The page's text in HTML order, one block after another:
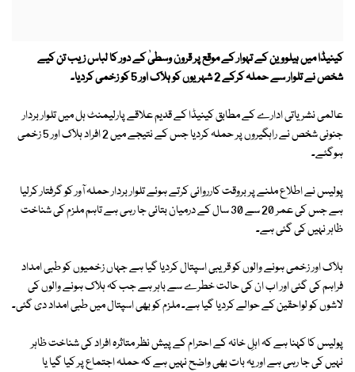
کینیڈا میں ہیلووین کے تہوار کے موقع پر قرون وسطیٰ کے دور کا لباس زیب تن کیے
شخص نے تلوار سے حملہ کرکے 2 شہریوں کو ہلاک اور 5 کو زخمی کردیا۔
عالمی نشریاتی ادارے کے مطابق کینیڈا کے قدیم علاقے پارلیمنٹ ہل میں تلوار بردار
جنونی شخص نے راہگیروں پر حملہ کردیا جس کے نتیجے میں 2 افراد ہلاک اور 5 زخمی
ہوگئے۔
پولیس نے اطلاع ملنے پر بروقت کارروائی کرتے ہوئے تلوار بردار حملہ آور کو گرفتار کرلیا
ہے جس کی عمر 20 سے 30 سال کے درمیان بتائی جا رہی ہے تاہم ملزم کی شناخت
ظاہر نہیں کی گئی ہے۔
ہلاک اور زخمی ہونے والوں کو قریبی اسپتال کردیا گیا ہے جہاں زخمیوں کو طبی امداد
فراہم کی گئی اور اب ان کی حالت خطرے سے باہر ہے جب کہ ہلاک ہونے والوں کی
لاشوں کو لواحقین کے حوالے کردیا گیا ہے۔ ملزم کو بھی اسپتال میں طبی امداد دی گئی۔
پولیس کا کہنا ہے کہ اہلِ خانہ کے احترام کے پیش نظر متاثرہ افراد کی شناخت ظاہر
نہیں کی جا رہی ہے اور یہ بات بھی واضح نہیں ہے کہ حملہ اجتماع پر کیا گیا یا